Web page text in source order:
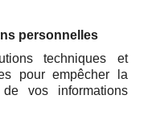
personnelles
techniques et
pour empêcher la
vos informations